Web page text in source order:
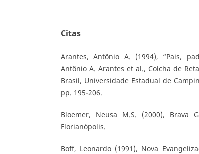
Citas
Arantes, Antônio A. (1994), “Pais,
Antônio A. Arantes et al., Colcha de
Brasil, Universidade Estadual de
pp. 195-206.
Bloemer, Neusa M.S. (2000), Brava
Florianópolis.
Boff, Leonardo (1991), Nova